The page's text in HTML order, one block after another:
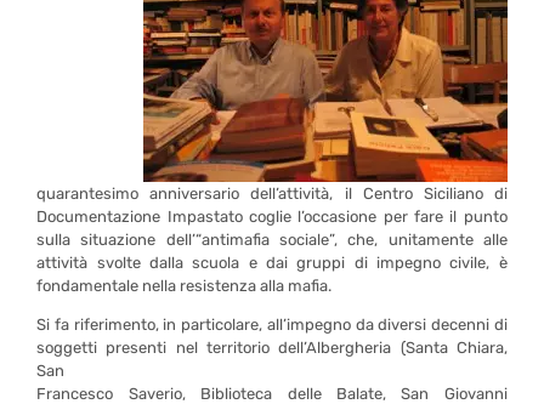
quarantesimo anniversario dell’attività, il Centro Siciliano di
Documentazione Impastato coglie l’occasione per fare il punto
sulla situazione dell’“antimafia sociale”, che, unitamente alle
attività svolte dalla scuola e dai gruppi di impegno civile, è
fondamentale nella resistenza alla mafia.
Si fa riferimento, in particolare, all’impegno da diversi decenni di
soggetti presenti nel territorio dell’Albergheria (Santa Chiara,
San
Francesco Saverio, Biblioteca delle Balate, San Giovanni